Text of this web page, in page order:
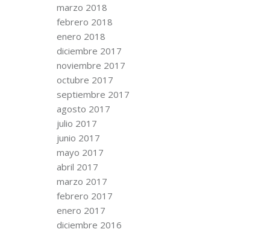
marzo 2018
febrero 2018
enero 2018
diciembre 2017
noviembre 2017
octubre 2017
septiembre 2017
agosto 2017
julio 2017
junio 2017
mayo 2017
abril 2017
marzo 2017
febrero 2017
enero 2017
diciembre 2016